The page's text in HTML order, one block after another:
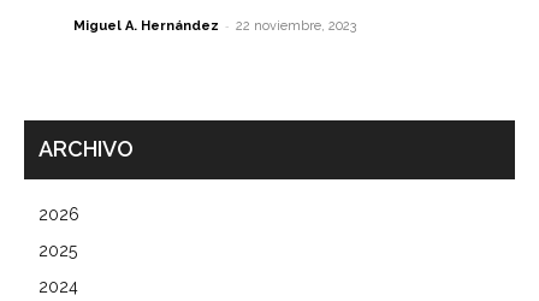
Miguel A. Hernández - 22 noviembre, 2023
ARCHIVO
2026
2025
2024